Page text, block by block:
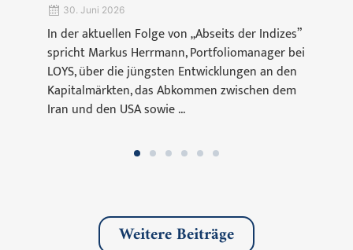
30. Juni 2026
In der aktuellen Folge von „Abseits der Indizes”
spricht Markus Herrmann, Portfoliomanager bei
LOYS, über die jüngsten Entwicklungen an den
Kapitalmärkten, das Abkommen zwischen dem
Iran und den USA sowie ...
Weitere Beiträge